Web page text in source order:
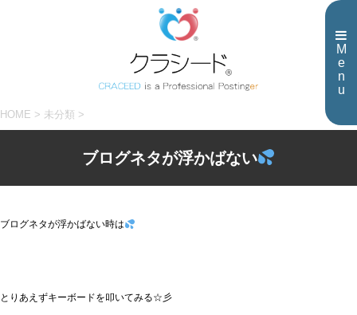
M
e
n
u
HOME > 未分類 >
ブログネタが浮かばない
ブログネタが浮かばない時は
とりあえずキーボードを叩いてみる☆彡